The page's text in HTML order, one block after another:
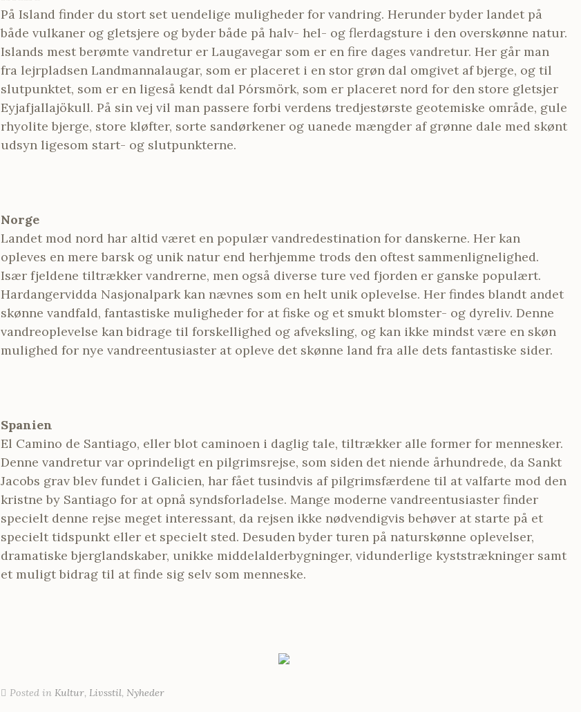
På Island finder du stort set uendelige muligheder for vandring. Herunder byder landet på
både vulkaner og gletsjere og byder både på halv- hel- og flerdagsture i den overskønne natur.
Islands mest berømte vandretur er Laugavegar som er en fire dages vandretur. Her går man
fra lejrpladsen Landmannalaugar, som er placeret i en stor grøn dal omgivet af bjerge, og til
slutpunktet, som er en ligeså kendt dal Pórsmörk, som er placeret nord for den store gletsjer
Eyjafjallajökull. På sin vej vil man passere forbi verdens tredjestørste geotemiske område, gule
rhyolite bjerge, store kløfter, sorte sandørkener og uanede mængder af grønne dale med skønt
udsyn ligesom start- og slutpunkterne.
Norge
Landet mod nord har altid været en populær vandredestination for danskerne. Her kan
opleves en mere barsk og unik natur end herhjemme trods den oftest sammenlignelighed.
Især fjeldene tiltrækker vandrerne, men også diverse ture ved fjorden er ganske populært.
Hardangervidda Nasjonalpark kan nævnes som en helt unik oplevelse. Her findes blandt andet
skønne vandfald, fantastiske muligheder for at fiske og et smukt blomster- og dyreliv. Denne
vandreoplevelse kan bidrage til forskellighed og afveksling, og kan ikke mindst være en skøn
mulighed for nye vandreentusiaster at opleve det skønne land fra alle dets fantastiske sider.
Spanien
El Camino de Santiago, eller blot caminoen i daglig tale, tiltrækker alle former for mennesker.
Denne vandretur var oprindeligt en pilgrimsrejse, som siden det niende århundrede, da Sankt
Jacobs grav blev fundet i Galicien, har fået tusindvis af pilgrimsfærdene til at valfarte mod den
kristne by Santiago for at opnå syndsforladelse. Mange moderne vandreentusiaster finder
specielt denne rejse meget interessant, da rejsen ikke nødvendigvis behøver at starte på et
specielt tidspunkt eller et specielt sted. Desuden byder turen på naturskønne oplevelser,
dramatiske bjerglandskaber, unikke middelalderbygninger, vidunderlige kyststrækninger samt
et muligt bidrag til at finde sig selv som menneske.
Posted in Kultur, Livsstil, Nyheder